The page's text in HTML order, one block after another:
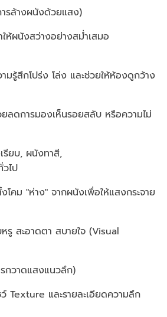
รล้างผนังด้วยแสง)
ให้ผนังสว่างอย่างสม่ำเสมอ
มรู้สึกโปร่ง โล่ง และช่วยให้ห้องดูกว้าง
ลดการมองเห็นรอยสลับ หรือความไม่
รียบ, ผนังทาสี,
ไป
โคม "ห่าง" จากผนังเพื่อให้แสงกระจาย
หรู สะอาดตา สบายใจ (Visual
กวาดแสงแนวลึก)
ว์ Texture และรายละเอียดความลึก